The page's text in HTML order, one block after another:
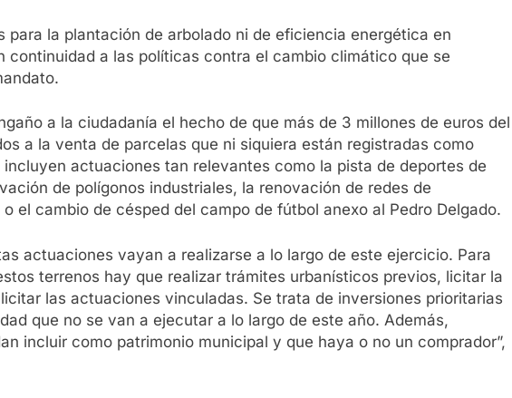
para la plantación de arbolado ni de eficiencia energética en
continuidad a las políticas contra el cambio climático que se
a la ciudadanía el hecho de que más de 3 millones de euros del
a la venta de parcelas que ni siquiera están registradas como
actuaciones tan relevantes como la pista de deportes de
de polígonos industriales, la renovación de redes de
el cambio de césped del campo de fútbol anexo al Pedro Delgado.
actuaciones vayan a realizarse a lo largo de este ejercicio. Para
terrenos hay que realizar trámites urbanísticos previos, licitar la
las actuaciones vinculadas. Se trata de inversiones prioritarias
que no se van a ejecutar a lo largo de este año. Además,
incluir como patrimonio municipal y que haya o no un comprador”,